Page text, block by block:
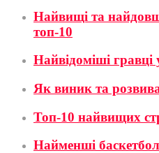
Найвищі та
топ-10
Найвідоміші
Як виник та
Топ-10 найвищих
Найменші